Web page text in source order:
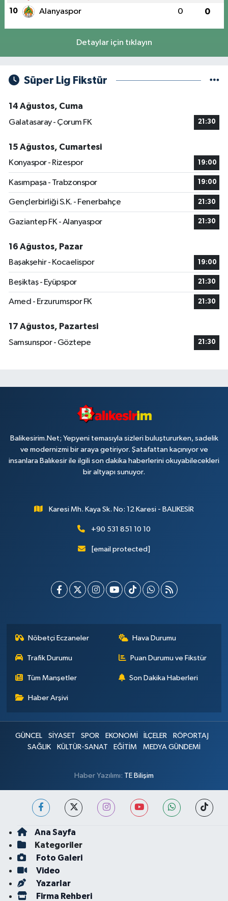
10 Alanyaspor 0 0
Detaylar için tıklayın
Süper Lig Fikstür
14 Ağustos, Cuma
Galatasaray - Çorum FK
21:30
15 Ağustos, Cumartesi
Konyaspor - Rizespor
19:00
Kasımpaşa - Trabzonspor 19:00
Gençlerbirliği S.K. - Fenerbahçe 21:30
Gaziantep FK - Alanyaspor 21:30
16 Ağustos, Pazar
Başakşehir - Kocaelispor
19:00
Beşiktaş - Eyüpspor 21:30
Amed - Erzurumspor FK 21:30
17 Ağustos, Pazartesi
Samsunspor - Göztepe
21:30
Balikesirim.Net; Yepyeni temasıyla sizleri buluştururken, sadelik
ve modernizmi bir araya getiriyor. Şatafattan kaçınıyor ve
insanlara Balıkesir ile ilgili son dakika haberlerini okuyabilecekleri
bir altyapı sunuyor.
Karesi Mh. Kaya Sk. No: 12 Karesi - BALIKESİR
+90 531 851 10 10
[email protected]
Nöbetçi Eczaneler Hava Durumu
Trafik Durumu Puan Durumu ve Fikstür
Tüm Manşetler Son Dakika Haberleri
Haber Arşivi
GÜNCEL SİYASET SPOR EKONOMİ İLÇELER
RÖPORTAJ
SAĞLIK
KÜLTÜR-SANAT EĞİTİM MEDYA GÜNDEMİ
Haber Yazılımı: TE Bilişim
Ana Sayfa
Kategoriler
Foto Galeri
Video
Yazarlar
Firma Rehberi